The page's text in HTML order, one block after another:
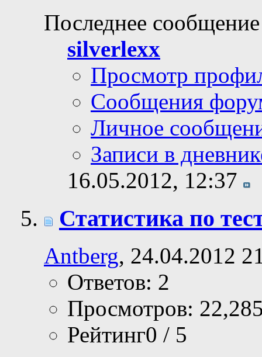
Последнее
silverlexx
Просмотр
Сообщения
Личное
Записи в
16.05.2012, 12:37
Статистика по
Antberg, 24.04.2012
Ответов: 2
Просмотров:
Рейтинг0 / 5